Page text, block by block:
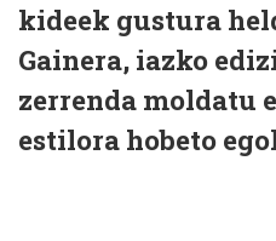
kideek gustura
Gainera, iazko
zerrenda moldatu
estilora hobeto